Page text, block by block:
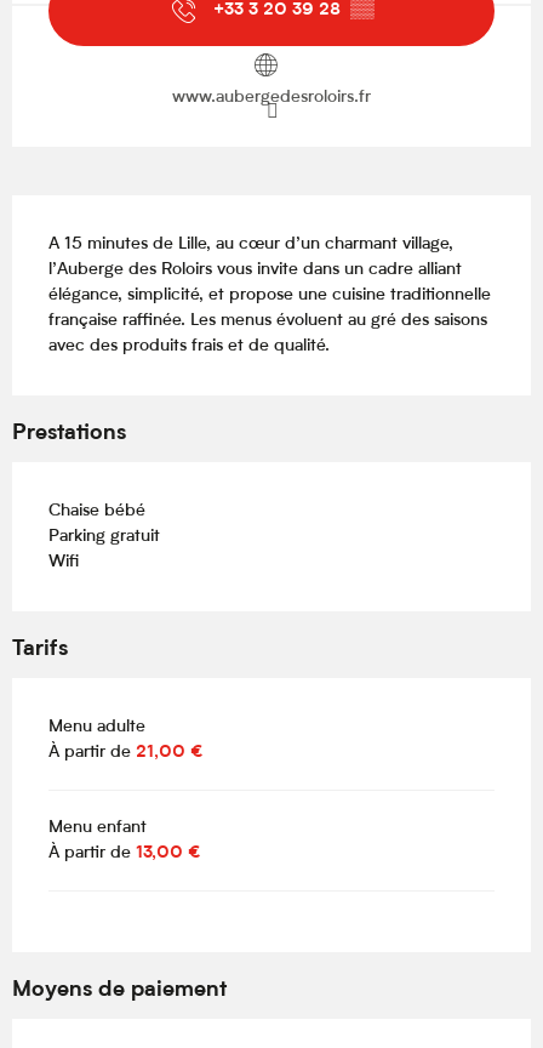
+33 3 20 39 28 ▒▒
www.aubergedesroloirs.fr
A 15 minutes de Lille, au cœur d’un charmant village,
l’Auberge des Roloirs vous invite dans un cadre alliant
élégance, simplicité, et propose une cuisine traditionnelle
française raffinée. Les menus évoluent au gré des saisons
avec des produits frais et de qualité.
Prestations
Chaise bébé
Parking gratuit
Wifi
Tarifs
Menu adulte
À partir de 21,00 €
Menu enfant
À partir de 13,00 €
Moyens de paiement